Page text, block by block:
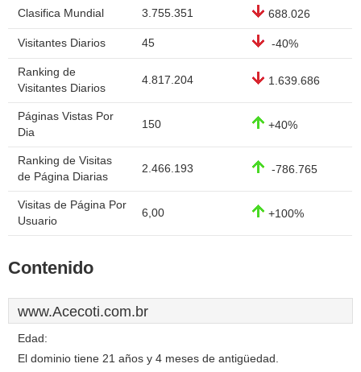
Clasifica Mundial 3.755.351 688.026
Visitantes Diarios 45 -40%
Ranking de
Visitantes Diarios
4.817.204 1.639.686
Páginas Vistas Por
Dia
150 +40%
Ranking de Visitas
de Página Diarias
2.466.193 -786.765
Visitas de Página Por
Usuario
6,00 +100%
Contenido
www.Acecoti.com.br
Edad:
El dominio tiene 21 años y 4 meses de antigüedad.